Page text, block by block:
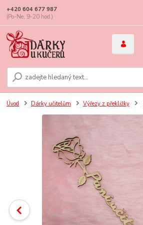
+420 604 677 987
(Po-Ne, 9-20 hod.)
Úvod Dárky učitelům Výřezy z překližky